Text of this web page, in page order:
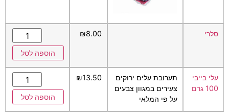
סלרי ₪8.00
הוספה לסל
עלי בייבי
100 גרם
תערובת עלים ירוקים
צעירים במגוון צבעים
על פי המלאי
₪13.50
הוספה לסל